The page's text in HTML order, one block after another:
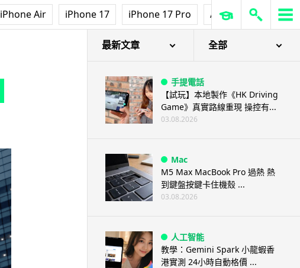
iPhone Air iPhone 17 iPhone 17 Pro AirPods Pro 3
最新文章 全部
手提電話
【試玩】本地製作《HK Driving
Game》真實路線重現 操控有...
03.08.2026
Mac
M5 Max MacBook Pro 過熱 熱
到鍵盤按鍵卡住機殼 ...
03.08.2026
人工智能
教學：Gemini Spark 小龍蝦香
港實測 24小時自動格價 ...